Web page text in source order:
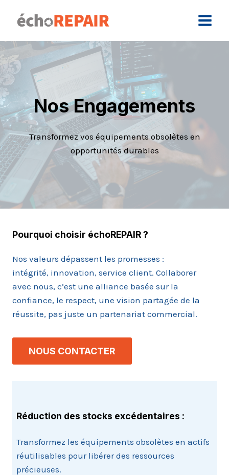
Nos Engagements
Transformez vos équipements obsolètes en
opportunités durables
Pourquoi choisir échoREPAIR ?
Nos valeurs dépassent les promesses :
intégrité, innovation, service client. Collaborer
avec nous, c’est une alliance basée sur la
confiance, le respect, une vision partagée de la
réussite, pas juste un partenariat commercial.
NOUS CONTACTER
Réduction des stocks excédentaires :
Transformez les équipements obsolètes en actifs
réutilisables pour libérer des ressources
précieuses.